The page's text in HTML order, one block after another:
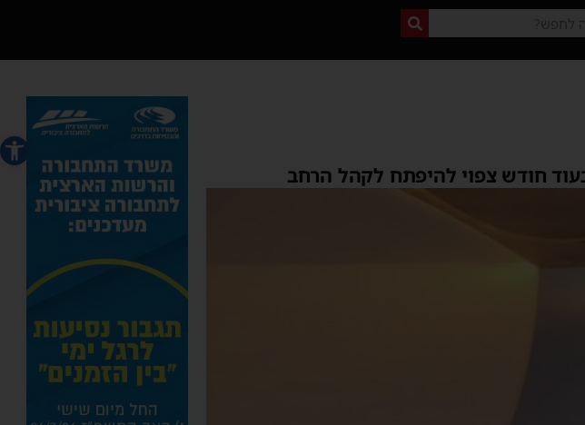
פתח
חודש צפוי להיפתח לקהל הרחב